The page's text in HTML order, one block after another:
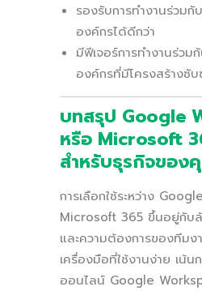
รองรับการทำงานร่วม
องค์กรได้ดีกว่า
มีฟีเจอร์การทำงานร่วม
องค์กรที่มีโครงสร้างซั
บทสรุป Google
หรือ Microsoft
สำหรับธุรกิจของ
การเลือกใช้ระหว่าง
Microsoft 365 ขึ้นอยู่กับ
และความต้องการของทีมง
เครื่องมือที่ใช้งานง่าย เน้น
ออนไลน์ Google